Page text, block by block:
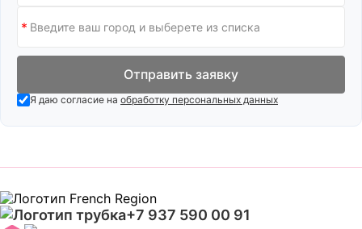
Отправить заявку
Я даю согласие на обработку персональных данных
+7 937 590 00 91